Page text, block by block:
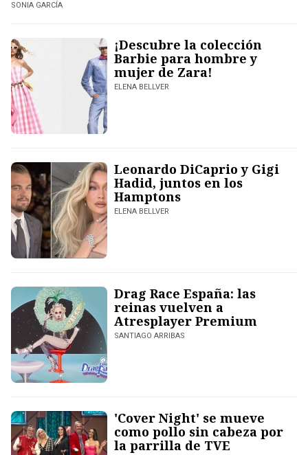
SONIA GARCÍA
¡Descubre la colección
Barbie para hombre y
mujer de Zara!
ELENA BELLVER
Leonardo DiCaprio y Gigi
Hadid, juntos en los
Hamptons
ELENA BELLVER
Drag Race España: las
reinas vuelven a
Atresplayer Premium
SANTIAGO ARRIBAS
'Cover Night' se mueve
como pollo sin cabeza por
la parrilla de TVE